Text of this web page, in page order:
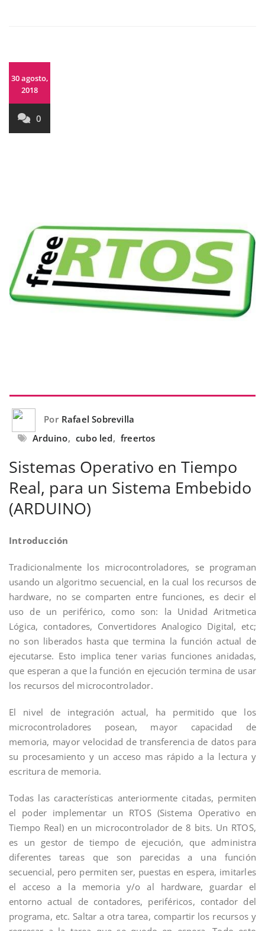
30 agosto,
2018
0
Por Rafael Sobrevilla
Arduino, cubo led, freertos
Sistemas Operativo en Tiempo
Real, para un Sistema Embebido
(ARDUINO)
Introducción
Tradicionalmente los microcontroladores, se programan
usando un algoritmo secuencial, en la cual los recursos de
hardware, no se comparten entre funciones, es decir el
uso de un periférico, como son: la Unidad Aritmetica
Lógica, contadores, Convertidores Analogico Digital, etc;
no son liberados hasta que termina la función actual de
ejecutarse. Esto implica tener varias funciones anidadas,
que esperan a que la función en ejecución termina de usar
los recursos del microcontrolador.
El nivel de integración actual, ha permitido que los
microcontroladores posean, mayor capacidad de
memoria, mayor velocidad de transferencia de datos para
su procesamiento y un acceso mas rápido a la lectura y
escritura de memoria.
Todas las características anteriormente citadas, permiten
el poder implementar un RTOS (Sistema Operativo en
Tiempo Real) en un microcontrolador de 8 bits. Un RTOS,
es un gestor de tiempo de ejecución, que administra
diferentes tareas que son parecidas a una función
secuencial, pero permiten ser, puestas en espera, imitarles
el acceso a la memoria y/o al hardware, guardar el
entorno actual de contadores, periféricos, contador del
programa, etc. Saltar a otra tarea, compartir los recursos y